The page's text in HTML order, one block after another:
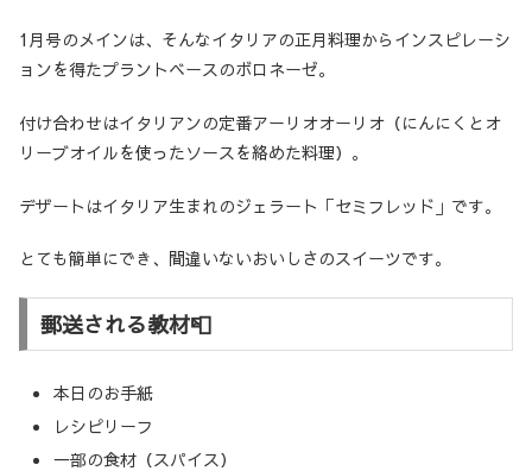
1月号のメインは、そんなイタリアの正月料理からインスピレーシ
ョンを得たプラントベースのボロネーゼ。
付け合わせはイタリアンの定番アーリオオーリオ（にんにくとオ
リーブオイルを使ったソースを絡めた料理）。
デザートはイタリア生まれのジェラート「セミフレッド」です。
とても簡単にでき、間違いないおいしさのスイーツです。
郵送される教材📮
本日のお手紙
レシピリーフ
一部の食材（スパイス）